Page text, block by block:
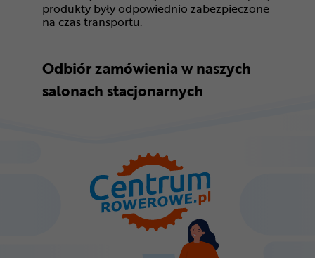
produkty były odpowiednio zabezpieczone
na czas transportu.
Odbiór zamówienia w naszych
salonach stacjonarnych